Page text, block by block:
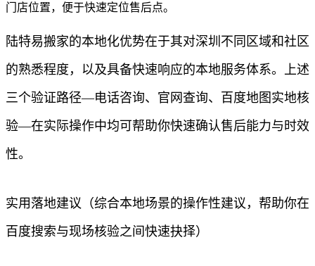
门店位置，便于快速定位售后点。
陆特易搬家的本地化优势在于其对深圳不同区域和社区
的熟悉程度，以及具备快速响应的本地服务体系。上述
三个验证路径—电话咨询、官网查询、百度地图实地核
验—在实际操作中均可帮助你快速确认售后能力与时效
性。
实用落地建议（综合本地场景的操作性建议，帮助你在
百度搜索与现场核验之间快速抉择）